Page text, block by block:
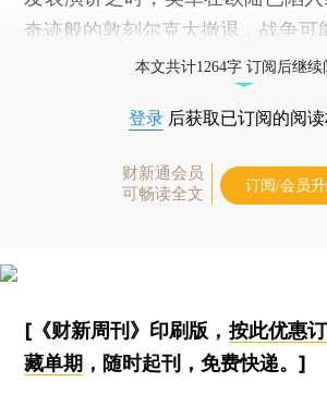
奇迹般的敦刻尔克大撤退，战争可
本文共计1264字 订阅后继续
登录 后获取已订阅的阅
财新通会员
可畅读全文
订阅/会员
[《财新周刊》印刷版， 按此优惠
藏单期 ，随时起刊，免费快递。]